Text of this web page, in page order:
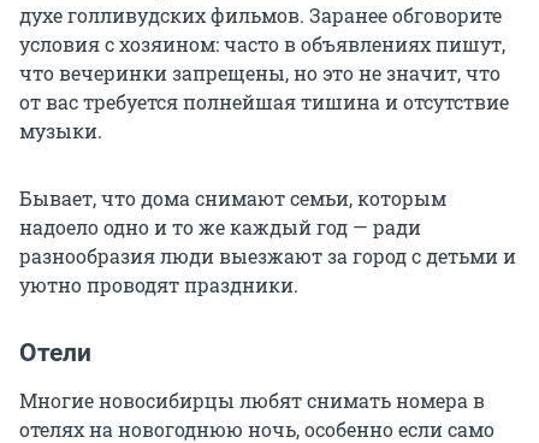
духе голливудских фильмов. Заранее обговорите
условия с хозяином: часто в объявлениях пишут,
что вечеринки запрещены, но это не значит, что
от вас требуется полнейшая тишина и отсутствие
музыки.
Бывает, что дома снимают семьи, которым
надоело одно и то же каждый год — ради
разнообразия люди выезжают за город с детьми и
уютно проводят праздники.
Отели
Многие новосибирцы любят снимать номера в
отелях на новогоднюю ночь, особенно если само